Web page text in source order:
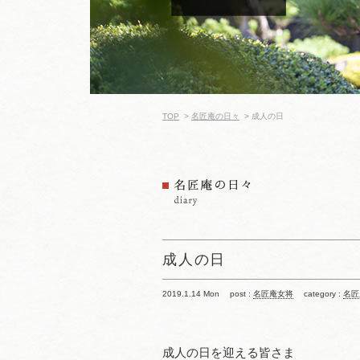
TOP > 名匠庵の日々 > 成人の日
成人の日
2019.1.14 Mon post : 名匠庵女将 category : 名
成人の日を迎える皆さま